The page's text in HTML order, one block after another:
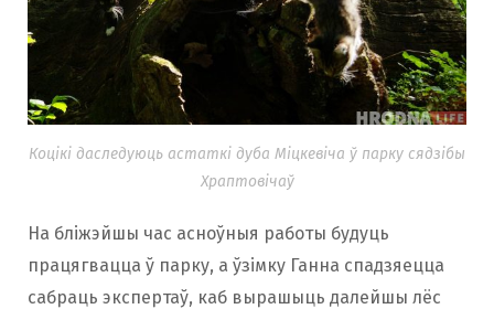
Коцікі даследуюць астаткі дуба Міцкевіча ў парку сядзібы
Храптовічаў
На бліжэйшы час асноўныя работы будуць
працягвацца ў парку, а ўзімку Ганна спадзяецца
сабраць экспертаў, каб вырашыць далейшы лёс